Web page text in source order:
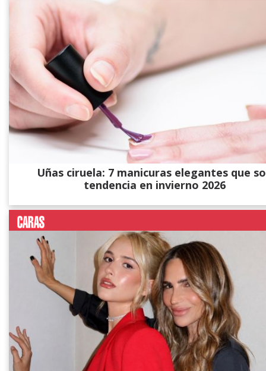
Uñas ciruela: 7 manicuras elegantes que
tendencia en invierno 2026